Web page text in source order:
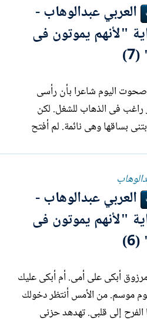
عن شيءٍ آخر انتهيت إليك،
العربي عبدالوهاب -
"لأنهم يموتون فى
صحوت اليوم شاعرا بأن رأسى
راغب فى الذهاب للشغل. لكن
بساقها وهى نائمة. لم أفتح
أهرب. رغم يقينى أن نجلاء
ولم أنهض. كررت، فانتفضت
ريقى ناشفا، شربت...
العربي عبدالوهاب -
"لأنهم يموتون فى
مرزوق أبكى على أمى. أم أبكى عليك
اليوم موسم. من الأمس أنتظر دخولك
الفرح إلى قلبى. تهدهد حزنى